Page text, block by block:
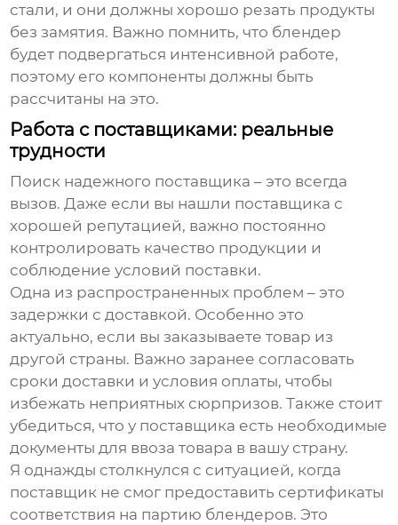
стали, и они должны хорошо резать продукты
без замятия. Важно помнить, что блендер
будет подвергаться интенсивной работе,
поэтому его компоненты должны быть
рассчитаны на это.
Работа с поставщиками: реальные
трудности
Поиск надежного поставщика – это всегда
вызов. Даже если вы нашли поставщика с
хорошей репутацией, важно постоянно
контролировать качество продукции и
соблюдение условий поставки.
Одна из распространенных проблем – это
задержки с доставкой. Особенно это
актуально, если вы заказываете товар из
другой страны. Важно заранее согласовать
сроки доставки и условия оплаты, чтобы
избежать неприятных сюрпризов. Также стоит
убедиться, что у поставщика есть необходимые
документы для ввоза товара в вашу страну.
Я однажды столкнулся с ситуацией, когда
поставщик не смог предоставить сертификаты
соответствия на партию блендеров. Это